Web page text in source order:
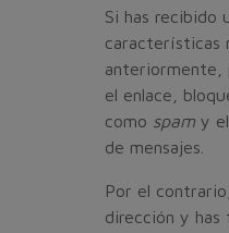
Si has recibido
características
anteriormente,
el enlace,
como spam y
de mensajes.
Por el
dirección y has